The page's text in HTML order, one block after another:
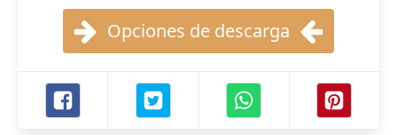
Opciones de descarga